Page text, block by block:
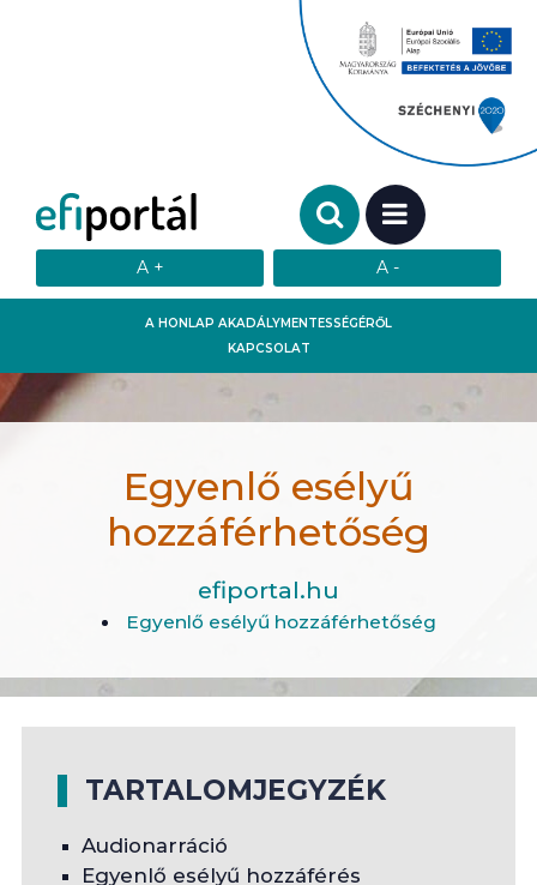
A HONLAP AKADÁLYMENTESSÉGÉRŐL
KAPCSOLAT
Keresendő szó:
MENÜ
Egyenlő esélyű
hozzáférhetőség
efiportal.hu
Egyenlő esélyű hozzáférhetőség
TARTALOMJEGYZÉK
Audionarráció
Egyenlő esélyű hozzáférés